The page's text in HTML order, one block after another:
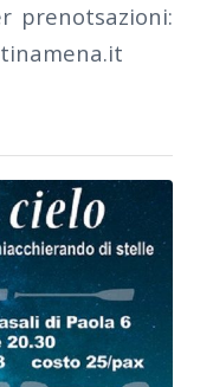
prenotsazioni: